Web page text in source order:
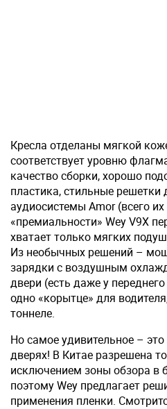
Кресла отделаны мягкой
соответствует уровню
качество сборки, хорошо
пластика, стильные
аудиосистемы Amor (всего
«премиальности» Wey V9X
хватает только мягких
Из необычных решений –
зарядки с воздушным
двери (есть даже у
одно «корытце» для
тоннеле.
Но самое удивительное –
дверях! В Китае разрешена
исключением зоны обзора в
поэтому Wey предлагает
применения пленки.